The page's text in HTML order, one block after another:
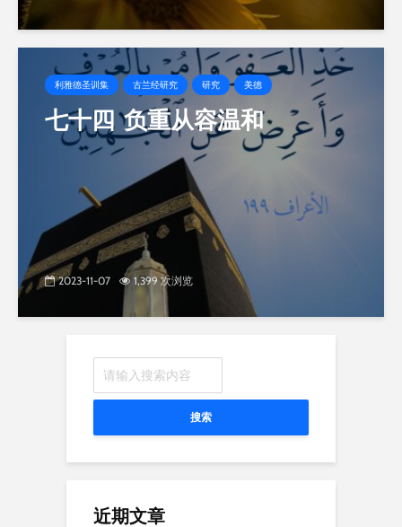
利雅德圣训集 古兰经研究 研究 美德
七十四 负重从容温和
2023-11-07 1,399 次浏览
搜索
近期文章